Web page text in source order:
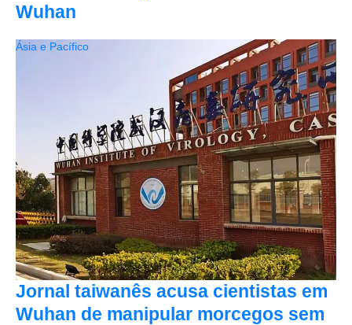
Wuhan
Jornal taiwanês acusa cientistas em
Wuhan de manipular morcegos sem
Ásia e Pacífico